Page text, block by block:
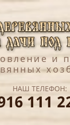
и
НАШ ТЕЛЕФОН:
111